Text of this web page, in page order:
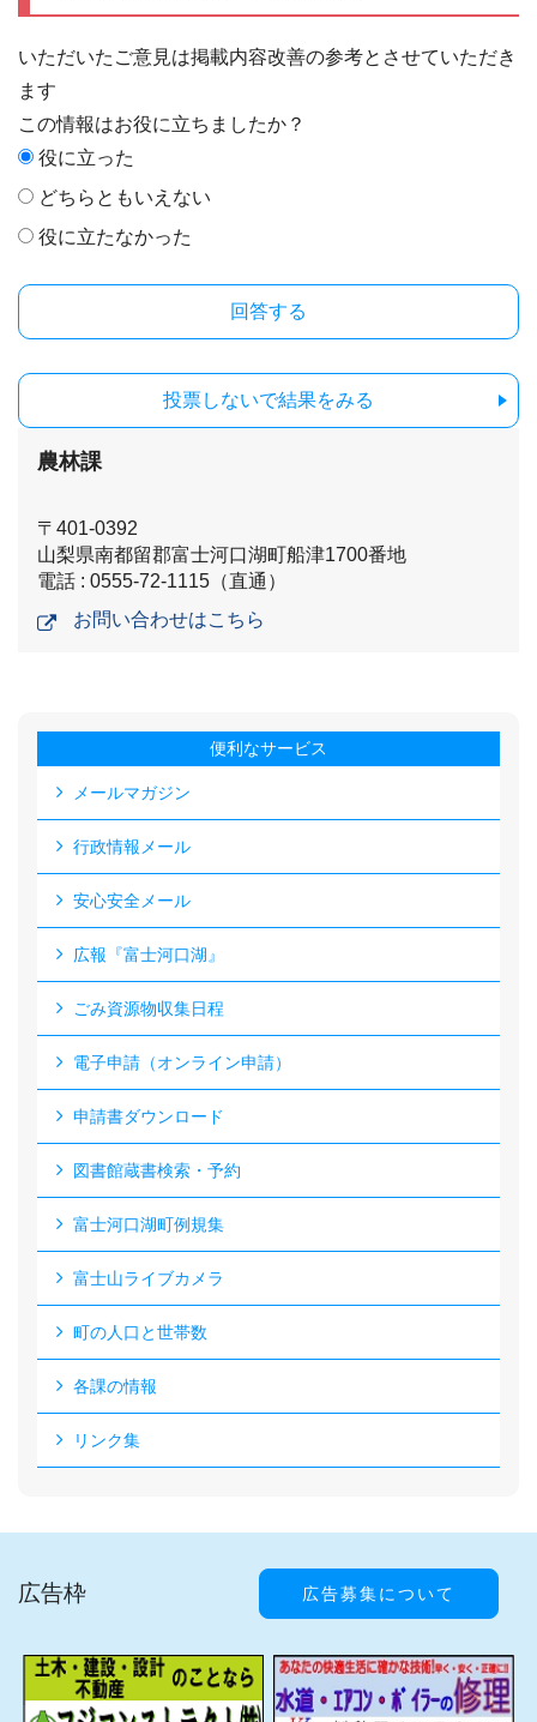
いただいたご意見は掲載内容改善の参考とさせていただき
ます
この情報はお役に立ちましたか？
役に立った
どちらともいえない
役に立たなかった
投票しないで結果をみる
農林課
〒401-0392
山梨県南都留郡富士河口湖町船津1700番地
電話 : 0555-72-1115（直通）
お問い合わせはこちら
便利なサービス
メールマガジン
行政情報メール
安心安全メール
広報『富士河口湖』
ごみ資源物収集日程
電子申請（オンライン申請）
申請書ダウンロード
図書館蔵書検索・予約
富士河口湖町例規集
富士山ライブカメラ
町の人口と世帯数
各課の情報
リンク集
広告枠 広告募集について